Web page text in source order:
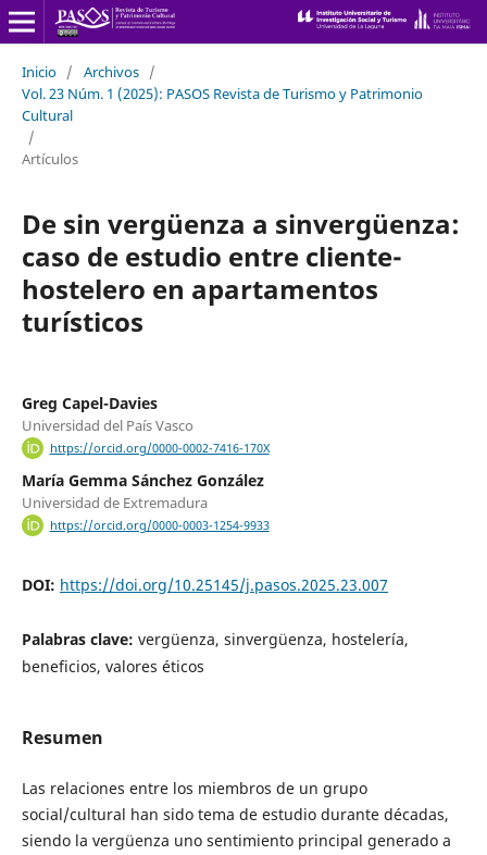
Inicio / Archivos /
Vol. 23 Núm. 1 (2025): PASOS Revista de Turismo y Patrimonio
Cultural
/
Artículos
De sin vergüenza a sinvergüenza:
caso de estudio entre cliente-
hostelero en apartamentos
turísticos
Greg Capel-Davies
Universidad del País Vasco
https://orcid.org/0000-0002-7416-170X
María Gemma Sánchez González
Universidad de Extremadura
https://orcid.org/0000-0003-1254-9933
DOI: https://doi.org/10.25145/j.pasos.2025.23.007
Palabras clave: vergüenza, sinvergüenza, hostelería,
beneficios, valores éticos
Resumen
Las relaciones entre los miembros de un grupo
social/cultural han sido tema de estudio durante décadas,
siendo la vergüenza uno sentimiento principal generado a